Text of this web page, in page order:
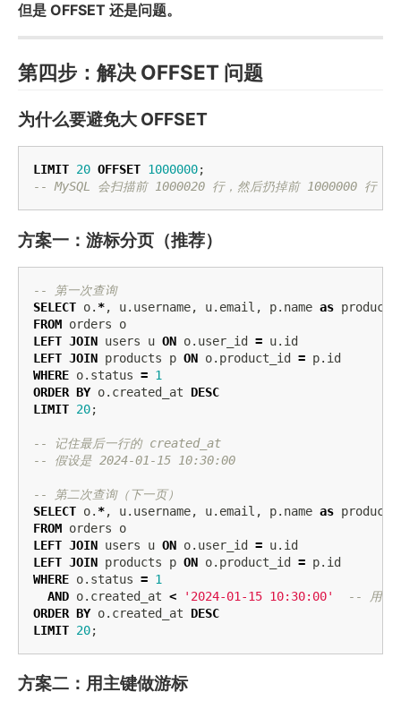
但是 OFFSET 还是问题。
第四步：解决 OFFSET 问题
为什么要避免大 OFFSET
LIMIT 20 OFFSET 1000000;
-- MySQL 会扫描前 1000020 行，然后扔掉前 1000000 行
方案一：游标分页（推荐）
-- 第一次查询
SELECT o. *, u. username, u. email , p. name as
FROM orders
o
LEFT JOIN users u ON o. user_id = u. id
LEFT JOIN products p ON o. product_id = p. id
WHERE o. status = 1
ORDER BY o. created_at
DESC
LIMIT 20;
-- 记住最后一行的 created_at
-- 假设是 2024-01-15 10:30:00
-- 第二次查询（下一页）
SELECT o. *, u. username, u. email , p. name as
FROM orders
o
LEFT JOIN users u ON o. user_id = u. id
LEFT JOIN products p ON o. product_id = p. id
WHERE o. status = 1
AND o. created_at < '2024-01-15 10:30:00'
-- 用时
ORDER BY o. created_at
DESC
LIMIT 20;
方案二：用主键做游标